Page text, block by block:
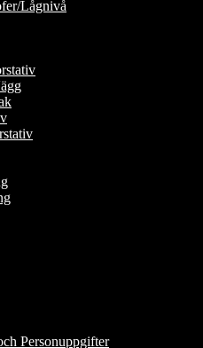
Lågnivå
Personuppgifter